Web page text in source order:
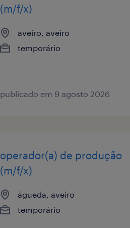
(m/f/x)
aveiro, aveiro
temporário
publicado em 9 agosto 2026
operador(a) de produção
(m/f/x)
águeda, aveiro
temporário